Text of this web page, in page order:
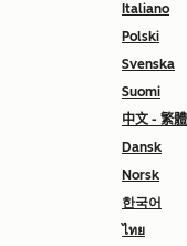
Italiano
Polski
Svenska
Suomi
中文 - 繁體
Dansk
Norsk
한국어
ไทย